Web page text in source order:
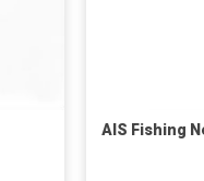
AIS Fishing